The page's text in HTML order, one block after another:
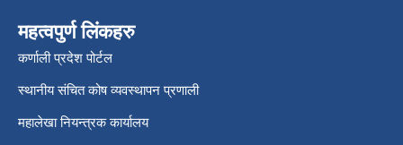
महत्वपुर्ण लिंकहरु
कर्णाली प्रदेश पोर्टल
स्थानीय संचित कोष व्यवस्थापन प्रणाली
महालेखा नियन्त्रक कार्यालय